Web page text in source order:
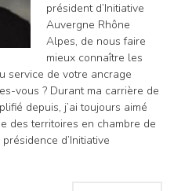
président d’Initiative
Auvergne Rhône
Alpes, de nous faire
mieux connaître les
service de votre ancrage
vous ? Durant ma carrière de
depuis, j’ai toujours aimé
des territoires en chambre de
d’Initiative